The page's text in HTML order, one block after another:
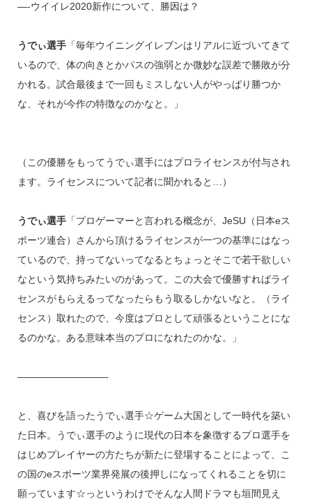
—-ウイイレ2020新作について、勝因は？
うでぃ選手「毎年ウイニングイレブンはリアルに近づいてきて
いるので、体の向きとかパスの強弱とか微妙な誤差で勝敗が分
かれる。試合最後まで一回もミスしない人がやっぱり勝つか
な、それが今作の特徴なのかなと。」
（この優勝をもってうでぃ選手にはプロライセンスが付与され
ます。ライセンスについて記者に聞かれると…）
うでぃ選手「プロゲーマーと言われる概念が、JeSU（日本eス
ポーツ連合）さんから頂けるライセンスが一つの基準にはなっ
ているので、持ってないってなるとちょっとそこで若干欲しい
なという気持ちみたいのがあって。この大会で優勝すればライ
センスがもらえるってなったらもう取るしかないなと。（ライ
センス）取れたので、今度はプロとして頑張るということにな
るのかな。ある意味本当のプロになれたのかな。」
—————————-
と、喜びを語ったうでぃ選手☆ゲーム大国として一時代を築い
た日本。うでぃ選手のように現代の日本を象徴するプロ選手を
はじめプレイヤーの方たちが新たに登場することによって、こ
の国のeスポーツ業界発展の後押しになってくれることを切に
願っています☆っというわけでそんな人間ドラマも垣間見え